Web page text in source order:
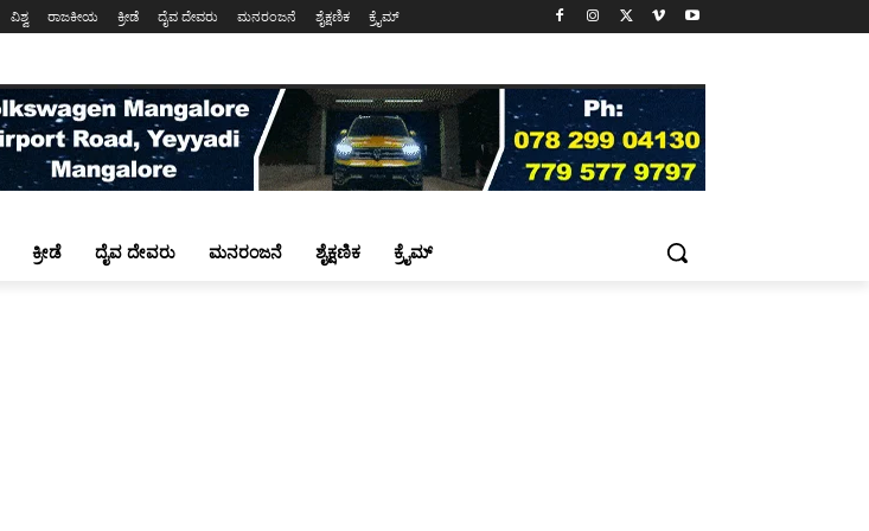
ವಿಶ್ವ ರಾಜಕೀಯ ಕ್ರೀಡೆ ದೈವ ದೇವರು ಮನರಂಜನೆ ಶೈಕ್ಷಣಿಕ ಕ್ರೈಮ್
ಕ್ರೀಡೆ ದೈವ ದೇವರು ಮನರಂಜನೆ ಶೈಕ್ಷಣಿಕ ಕ್ರೈಮ್